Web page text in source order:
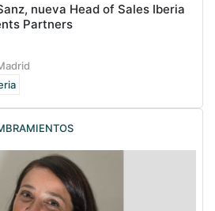
nueva Head of Sales Iberia
Partners